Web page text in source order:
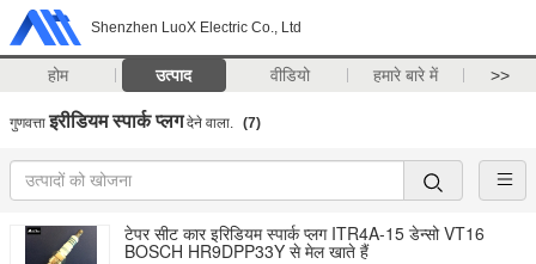
Shenzhen LuoX Electric Co., Ltd
होम उत्पाद वीडियो हमारे बारे में >>
गुणवत्ता इरीडियम स्पार्क प्लगदेने वाला. (7)
टेपर सीट कार इरिडियम स्पार्क प्लग ITR4A-15 डेन्सो VT16
BOSCH HR9DPP33Y से मेल खाते हैं